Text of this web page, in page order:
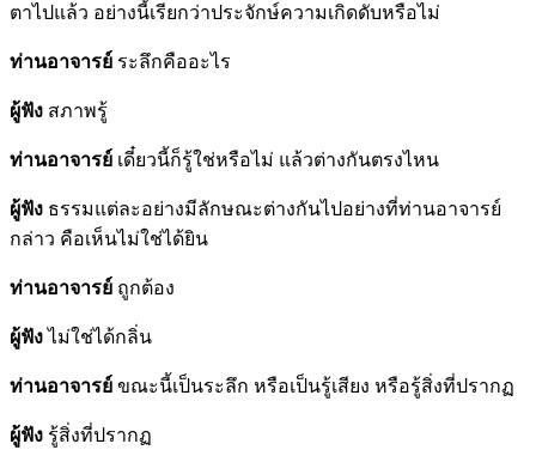
ตาไปแล้ว อย่างนี้เรียกว่าประจักษ์ความเกิดดับหรือไม่
ท่านอาจารย์ ระลึกคืออะไร
ผู้ฟัง สภาพรู้
ท่านอาจารย์ เดี๋ยวนี้ก็รู้ใช่หรือไม่ แล้วต่างกันตรงไหน
ผู้ฟัง ธรรมแต่ละอย่างมีลักษณะต่างกันไปอย่างที่ท่านอาจารย์
กล่าว คือเห็นไม่ใช่ได้ยิน
ท่านอาจารย์ ถูกต้อง
ผู้ฟังไม่ใช่ได้กลิ่น
ท่านอาจารย์ ขณะนี้เป็นระลึก หรือเป็นรู้เสียง หรือรู้สิ่งที่ปรากฏ
ผู้ฟัง รู้สิ่งที่ปรากฏ